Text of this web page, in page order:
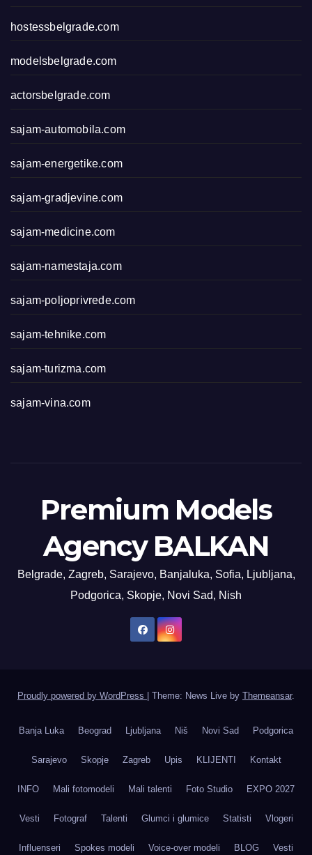
hostessbelgrade.com
modelsbelgrade.com
actorsbelgrade.com
sajam-automobila.com
sajam-energetike.com
sajam-gradjevine.com
sajam-medicine.com
sajam-namestaja.com
sajam-poljoprivrede.com
sajam-tehnike.com
sajam-turizma.com
sajam-vina.com
Premium Models
Agency BALKAN
Belgrade, Zagreb, Sarajevo, Banjaluka, Sofia, Ljubljana,
Podgorica, Skopje, Novi Sad, Nish
Proudly powered by WordPress Theme: News Live by Themeansar.
Banja Luka Beograd Ljubljana Niš Novi Sad Podgorica
Sarajevo Skopje Zagreb Upis KLIJENTI Kontakt
INFO Mali fotomodeli Mali talenti Foto Studio EXPO 2027
Vesti Fotograf Talenti Glumci i glumice Statisti Vlogeri
Influenseri Spokes modeli Voice-over modeli BLOG Vesti